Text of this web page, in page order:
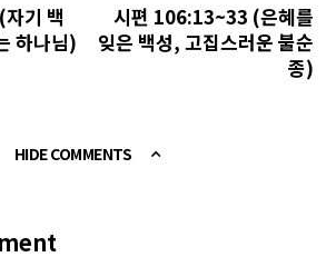
기 백
하나님)
시편 106:13~33 (은혜를
잊은 백성, 고집스러운 불순
종)
HIDE COMMENTS